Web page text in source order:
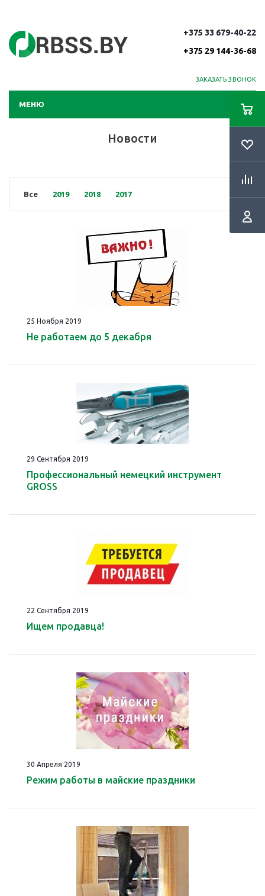
+375 33 679-40-22
+375 29 144-36-68
ЗАКАЗАТЬ ЗВОНОК
МЕНЮ
Новости
RSS
Все 2019 2018 2017
25 Ноября 2019
Не работаем до 5 декабря
29 Сентября 2019
Профессиональный немецкий инструмент
GROSS
22 Сентября 2019
Ищем продавца!
30 Апреля 2019
Режим работы в майские праздники